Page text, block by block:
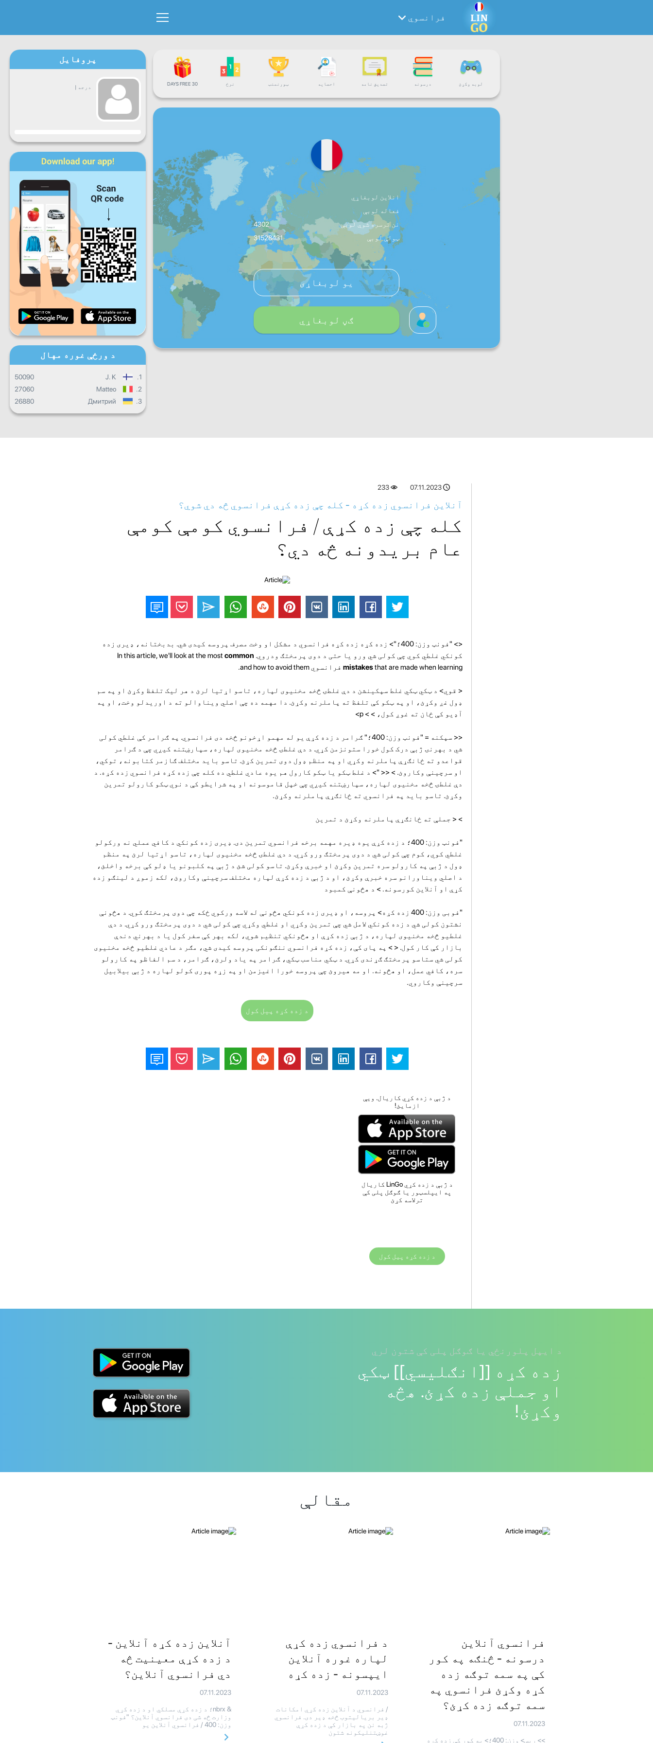
فرانسوي
لوبه وکړئ درسونه تصدیق نامه احصایه ټورنمنټ نرخ 30 DAYS FREE
انلاین لوبغاړي
فعاله لوبې
نن ترسره شوې لوبې
4302
ټولې لوبې
31528431
یو لوبغاړی
ګڼ لوبغاړي
پروفایل
درجه |
جاري
دوشنبه سه پنجشنبه
جمعې
ورځ
شنبه یکشنبه
ورځنی پرمختګ
میاشتنی پرمختګ
ټول ټال جريان
د ورځې غوره مهال
1.
J. K
50090
2.
Matteo
27060
3.
Дмитрий
26880
07.11.2023
233
آنلاین فرانسوي زده کړه - کله چې زده کړې فرانسوي څه دي شوي؟
کله چې زده کړې / فرانسوي کومې کومې
عام بریدونه څه دي؟
<> "فونټ وزن: 400؛"> زده کړه زده کړه فرانسوي د مشکل او وخت مصرف پروسه کیدی شي. بدبختانه، ډیری زده
کونکي غلطي کوي چې کولی شي ورو یا حتی د دوی پرمختګ ودروي. In this article, we'll look at the most common
mistakesthat are made when learning فرانسوي and how to avoid them.
< قوي> د ټکي ټکي غلط سپکینشن د دې غلطۍ څخه مخنیوی لپاره، تاسو اړتیا لرئ د هر لیک تلفظ وکړئ او په سم
ډول غږ وکړئ، او په ټکو کې تلفظ ته پاملرنه وکړئ. دا مهمه ده چې اصلي ویناوالو ته د اوریدلو وخت، او په
آډیو کې ځان ته غوږ کول، > > p>
<< سپکنه = "فونټ وزن: 400؛" ګرامر د زده کړې یو له مهمو اړخونو څخه دی فرانسوي. په ګرامر کې غلطي کولی
شي د بهرنۍ ژبې درک کول خورا ستونزمن کړي. د دې غلطۍ څخه مخنیوی لپاره، سپارښتنه کیږي چې د ګرامر
قواعدو ته ځانګړې پاملرنه وکړي او په منظم ډول دوی تمرین کړئ. تاسو باید مختلف ګازمر کتابونه، توکي،
او سرچینې وکاروئ. > << "> د غلط ټکو یا ټکو کارول هم یوه عادي غلطي ده کله چې زده کړه فرانسوي زده کړه. د
دې غلطۍ څخه مخنیوی لپاره، سپارښتنه کیږي چې خپل قاموسونه او په شرایطو کې د نوي ټکو کارولو تمرین
وکړئ. تاسو باید په فرانسوي ته ځانګړې پاملرنه وکړئ.
> < جملې ته ځانګړې پاملرنه وکړئ د تمرین
"فونټ وزن: 400؛ د زده کړې یوه ډیره مهمه برخه فرانسوي تمرین دی. ډیری زده کونکي د کافي عملي نه ورکولو
غلطي کوي، کوم چې کولی شي د دوی پرمختګ ورو کړي. د دې غلطۍ څخه مخنیوی لپاره، تاسو اړتیا لرئ په منظم
ډول د ژبې په کارولو سره تمرین وکړئ او خبرې وکړئ. تاسو کولی شئ د ژبې په کلبونو یا ډلو کې برخه واخلئ،
د اصلي ویناورانو سره خبرې وکړئ، او د ژبې د زده کړې لپاره مختلف سرچینې وکاروئ، لکه زموږ د لینګو زده
کړې او آنلاین کورسونه. > د هڅونې کمبود
"فوبی وزن: 400 زده کړه> پروسه، او ډیری زده کونکي هڅونې له لاسه ورکوي ځکه چې دوی پرمختګ کوي. د هڅونې
نشتون کولی شي د زده کونکي لامل شي چې تمرین وکړي او غلطي وکړي چې کولی شي د دوی پرمختګ ورو کړي. د دې
غلطیو څخه مخنیوی لپاره، د ژبې زده کړې او هڅونکي تنظیم شوي، لکه بهر کې سفر کول یا د بهرني دندې
بازار کې کار کول. < > په پای کې، زده کړه فرانسوي ننګونکی پروسه کیدی شي، مګر د عادي غلطیو څخه مخنیوی
کولی شي ستاسو پرمختګ ګړندی کړي. د ټکي مناسب ټکي، ګرامر په یاد ولرئ، ګرامر، د سم الفاظو په کارولو
سره، کافي عمل، او هڅونه. او مه هیروئ چې پروسه خورا اغیزمن او په زړه پوری کولو لپاره د ژبې بیلابیل
سرچینې وکاروي.
د زده کړه پیل کول
د ژبې د زده کړي کاریال. ویې
ازمایئ!
د ژبې د زده کړي LinGo کاریال
په ایپلسټور یا ګوګل پلی کې
ترلاسه کړئ
د زده کړه پیل کول
د ایپل پلورنځي یا ګوګل پلی کې شتون لري
زده کړه [[انګلیسي]] ټکي
او جملې زده کړئ. هڅه
وکړئ!
مقالې
فرانسوي آنلاین
درسونه - څنګه په کور
کې په سمه توګه زده
کړه وکړئ فرانسوي په
سمه توګه زده کړئ؟
07.11.2023
>> ريس> وزن: 400؛> په کور کې زده کړه
د فرانسوي زده کړې
لپاره غوره آنلاین
ایپسونه - زده کړه
07.11.2023
/ فرانسوي د آنلاین زده کړې امکانات
ډیر بریالیتوب څخه ډیر دی. فرانسوي
ژبه نن په بازار کې د زده کړې
غوښتنلیکونه شتون
آنلاین زده کړه آنلاین -
د زده کړې معینیت څه
دي فرانسوي آنلاین؟
07.11.2023
& nbrx؛ د زده کړې مسلکي او د زده کړې
وزارت څه شی دی فرانسوي آنلاین؟ "فونټ
وزن: 400 / فرانسوي آنلاین یو